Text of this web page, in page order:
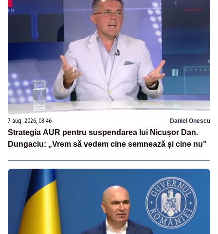
7 aug. 2026, 08:46 Daniel Onescu
Strategia AUR pentru suspendarea lui Nicușor Dan.
Dungaciu: „Vrem să vedem cine semnează și cine nu”